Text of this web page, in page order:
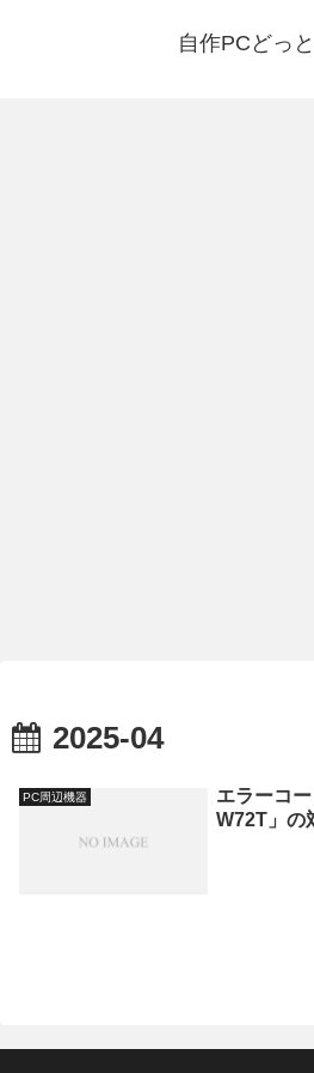
自作PCどっ
2025-04
PC周辺機器
エラーコ
W72T」の